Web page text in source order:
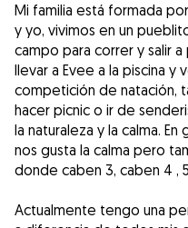
Mi familia está formada
y yo, vivimos en un
campo para correr y salir a
llevar a Evee a la piscina y
competición de natación,
hacer picnic o ir de
la naturaleza y la calma.
nos gusta la calma pero
donde caben 3, caben 4 ,
Actualmente tengo una